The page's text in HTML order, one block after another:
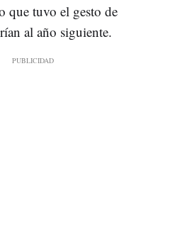
que tuvo el gesto de
al año siguiente.